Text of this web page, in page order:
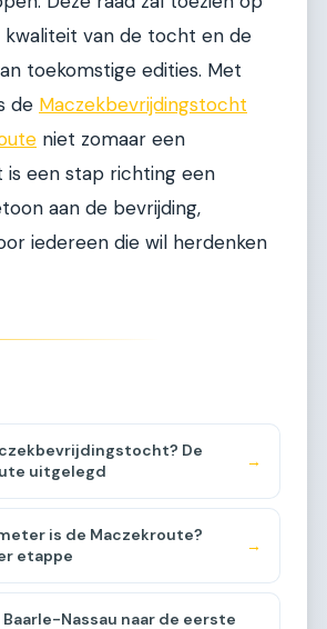
kwaliteit van de tocht en de
toekomstige edities. Met
de Maczekbevrijdingstocht
niet zomaar een
is een stap richting een
aan de bevrijding,
iedereen die wil herdenken
De
uitgelegd
→
is de Maczekroute?
etappe
→
Baarle-Nassau naar de eerste